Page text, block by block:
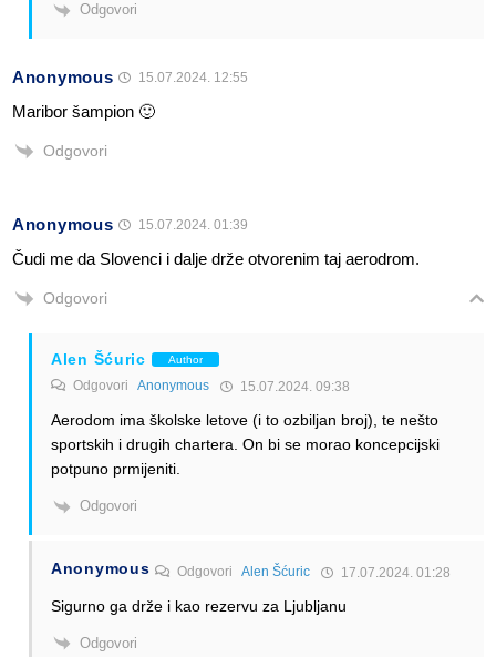
Odgovori
Anonymous 15.07.2024. 12:55
Maribor šampion 🙂
Odgovori
Anonymous 15.07.2024. 01:39
Čudi me da Slovenci i dalje drže otvorenim taj aerodrom.
Odgovori
Alen Šćuric Author
Odgovori Anonymous 15.07.2024. 09:38
Aerodom ima školske letove (i to ozbiljan broj), te nešto
sportskih i drugih chartera. On bi se morao koncepcijski
potpuno prmijeniti.
Odgovori
Anonymous OdgovoriAlen Šćuric 17.07.2024. 01:28
Sigurno ga drže i kao rezervu za Ljubljanu
Odgovori